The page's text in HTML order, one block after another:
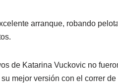
arranque, robando
de Katarina Vuckovic no
mejor versión con el correr de